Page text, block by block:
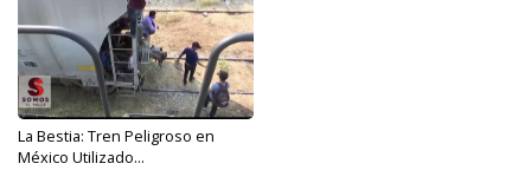
La Bestia: Tren Peligroso en
México Utilizado...